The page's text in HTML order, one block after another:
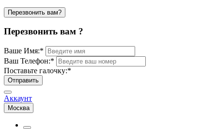
Перезвонить вам?
Перезвонить вам ?
Ваше Имя:*
Ваш Телефон:*
Поставьте галочку:*
Отправить
Аккаунт
Москва